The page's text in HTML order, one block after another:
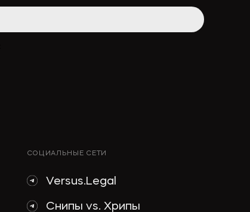
СОЦИАЛЬНЫЕ СЕТИ
Versus.Legal
Снипы vs. Хрипы